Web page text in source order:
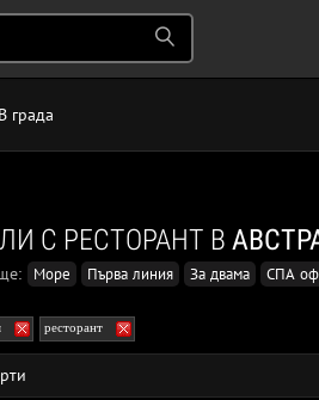
В града
С РЕСТОРАНТ В
Море Първа линия За двама СПА
ресторант